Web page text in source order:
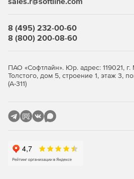
8 (495) 232-00-60
8 (800) 200-08-60
ПАО «Софтлайн». Юр. адрес: 119021, г.
Толстого, дом 5, строение 1, этаж 3,
(А-311)